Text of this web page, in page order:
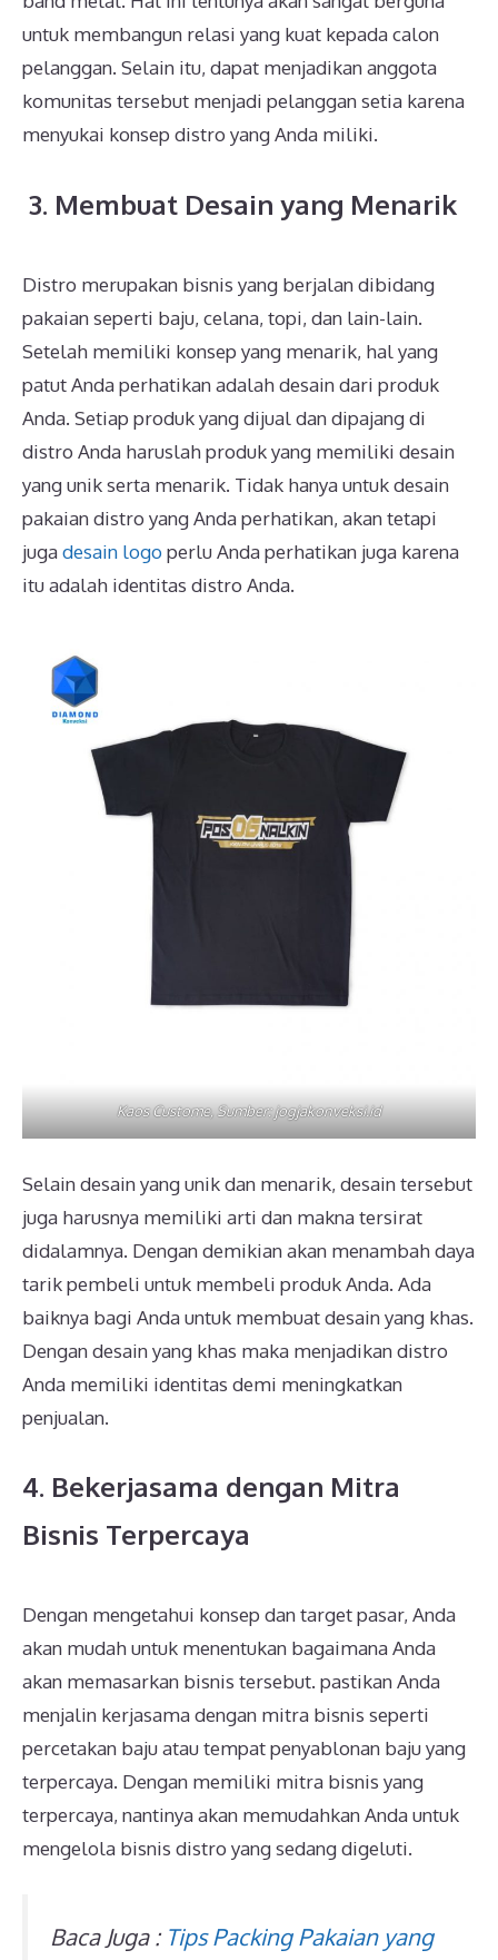
untuk membangun relasi yang kuat kepada calon
pelanggan. Selain itu, dapat menjadikan anggota
komunitas tersebut menjadi pelanggan setia karena
menyukai konsep distro yang Anda miliki.
3. Membuat Desain yang Menarik
Distro merupakan bisnis yang berjalan dibidang
pakaian seperti baju, celana, topi, dan lain-lain.
Setelah memiliki konsep yang menarik, hal yang
patut Anda perhatikan adalah desain dari produk
Anda. Setiap produk yang dijual dan dipajang di
distro Anda haruslah produk yang memiliki desain
yang unik serta menarik. Tidak hanya untuk desain
pakaian distro yang Anda perhatikan, akan tetapi
jugadesain logoperlu Anda perhatikan juga karena
itu adalah identitas distro Anda.
Kaos Custome, Sumber: jogjakonveksi.id
Selain desain yang unik dan menarik, desain tersebut
juga harusnya memiliki arti dan makna tersirat
didalamnya. Dengan demikian akan menambah daya
tarik pembeli untuk membeli produk Anda. Ada
baiknya bagi Anda untuk membuat desain yang khas.
Dengan desain yang khas maka menjadikan distro
Anda memiliki identitas demi meningkatkan
penjualan.
4. Bekerjasama dengan Mitra
Bisnis Terpercaya
Dengan mengetahui konsep dan target pasar, Anda
akan mudah untuk menentukan bagaimana Anda
akan memasarkan bisnis tersebut. pastikan Anda
menjalin kerjasama dengan mitra bisnis seperti
percetakan baju atau tempat penyablonan baju yang
terpercaya. Dengan memiliki mitra bisnis yang
terpercaya, nantinya akan memudahkan Anda untuk
mengelola bisnis distro yang sedang digeluti.
Baca Juga : Tips Packing Pakaian yang